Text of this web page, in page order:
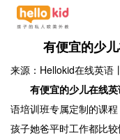
有便宜的少
来源：Hellokid在线英语 丨
有便宜的少儿在线
语培训班专属定制的课
孩子她爸平时工作都比